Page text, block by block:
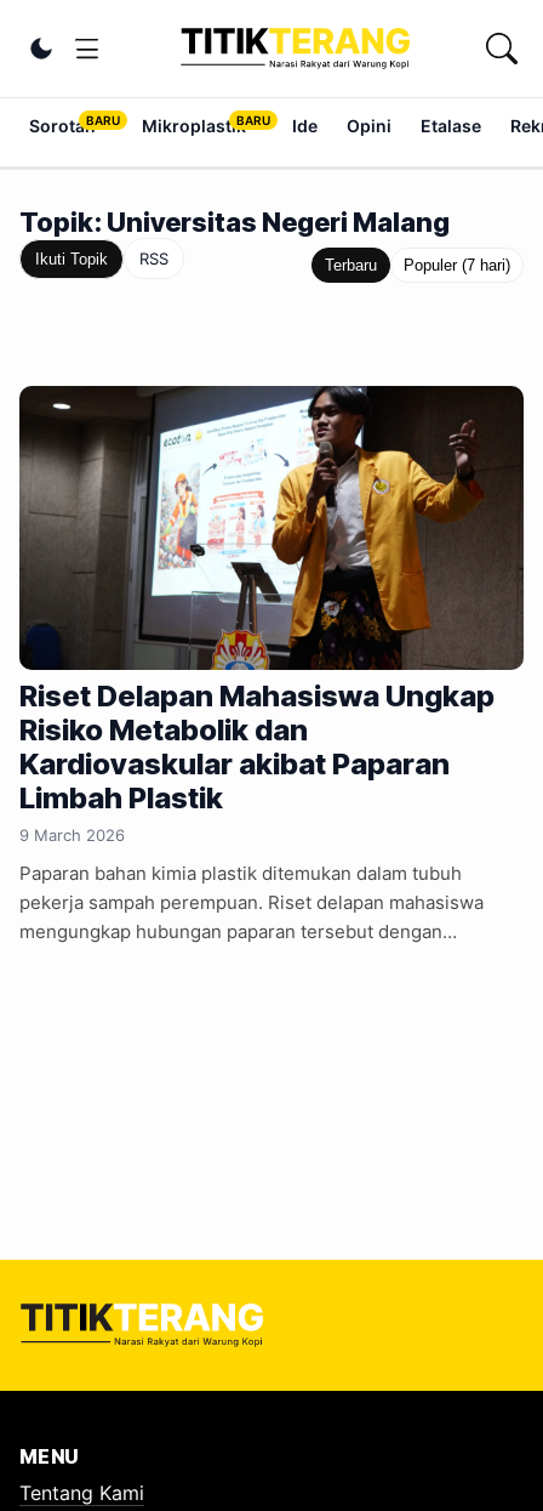
Ubah tema
Sorotan Mikroplastik Ide Opini Etalase
Topik: Universitas Negeri Malang
Ikuti Topik RSS Terbaru Populer (7 hari)
Riset Delapan Mahasiswa Ungkap
Risiko Metabolik dan
Kardiovaskular akibat Paparan
Limbah Plastik
9 March 2026
Paparan bahan kimia plastik ditemukan dalam tubuh
pekerja sampah perempuan. Riset delapan mahasiswa
mengungkap hubungan paparan tersebut dengan
MENU
Tentang Kami